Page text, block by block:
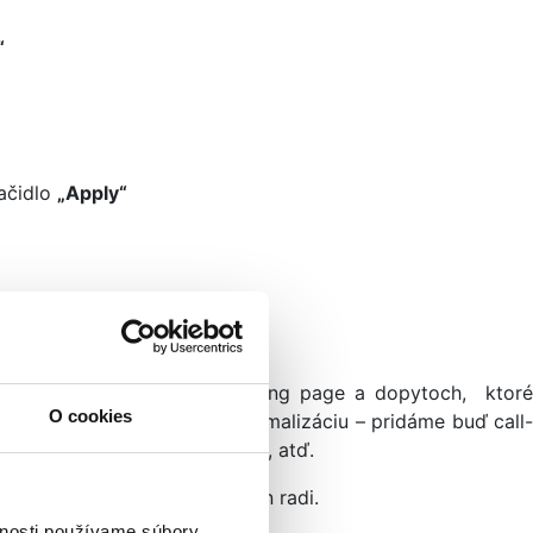
O cookies
„Apply“
dôležité informácie o landing page a dopytoch, ktoré
podniknúť kroky na jej optimalizáciu – pridáme buď call-
nesprávnej landing page, atď.
budeme vo VISIBILITY len radi.